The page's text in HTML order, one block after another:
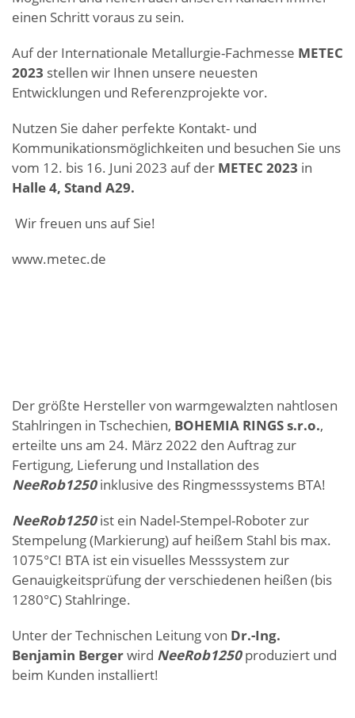
einen Schritt voraus zu sein.
Auf der Internationale Metallurgie-Fachmesse METEC
2023 stellen wir Ihnen unsere neuesten
Entwicklungen und Referenzprojekte vor.
Nutzen Sie daher perfekte Kontakt- und
Kommunikationsmöglichkeiten und besuchen Sie uns
vom 12. bis 16. Juni 2023 auf der METEC 2023 in
Halle 4, Stand A29.
Wir freuen uns auf Sie!
www.metec.de
Der größte Hersteller von warmgewalzten nahtlosen
Stahlringen in Tschechien, BOHEMIA RINGS s.r.o.,
erteilte uns am 24. März 2022 den Auftrag zur
Fertigung, Lieferung und Installation des
NeeRob1250inklusive des Ringmesssystems BTA!
NeeRob1250ist ein Nadel-Stempel-Roboter zur
Stempelung (Markierung) auf heißem Stahl bis max.
1075°C! BTA ist ein visuelles Messsystem zur
Genauigkeitsprüfung der verschiedenen heißen (bis
1280°C) Stahlringe.
Unter der Technischen Leitung von Dr.-Ing.
Benjamin Bergerwird NeeRob1250 produziert und
beim Kunden installiert!